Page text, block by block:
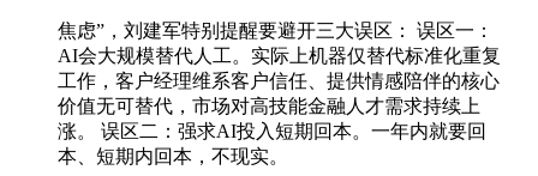
焦虑”，刘建军特别提醒要避开三大误区： 误区一：
AI会大规模替代人工。实际上机器仅替代标准化重复
工作，客户经理维系客户信任、提供情感陪伴的核心
价值无可替代，市场对高技能金融人才需求持续上
涨。 误区二：强求AI投入短期回本。一年内就要回
本、短期内回本，不现实。